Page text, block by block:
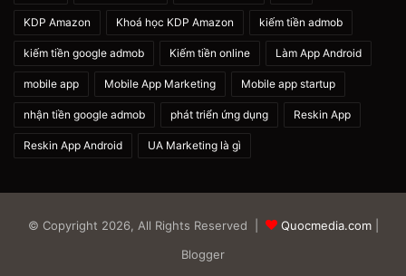
KDP Amazon Khoá học KDP Amazon kiếm tiền admob
kiếm tiền google admob Kiếm tiền online Làm App Android
mobile app Mobile App Marketing Mobile app startup
nhận tiền google admob phát triển ứng dụng Reskin App
Reskin App Android UA Marketing là gì
© Copyright 2026, All Rights Reserved | Quocmedia.com|
Blogger